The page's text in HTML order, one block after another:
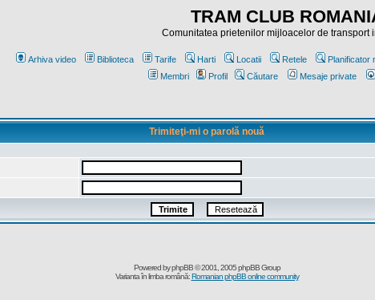
TRAM CLUB
Comunitatea prietenilor mijloacelor de transport
Arhiva video Biblioteca Tarife Harti Locatii Retele Planificator
Membri
Profil Căutare Mesaje private
Trimiteţi-mi o parolă nouă
Powered byphpBB© 2001, 2005 phpBB Group
Varianta în limba română:Romanian phpBB online community